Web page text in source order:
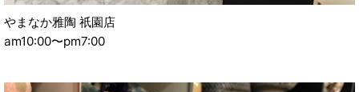
やまなか雅陶 祇園店
am10:00〜pm7:00